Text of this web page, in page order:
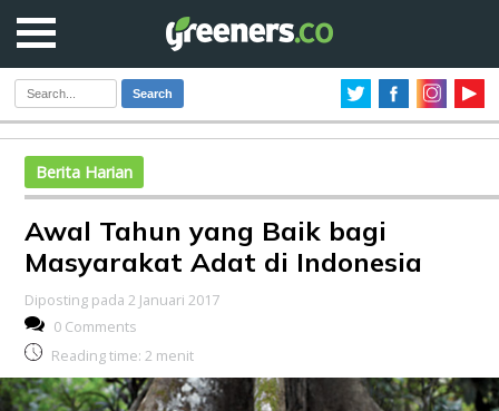
Search
Berita Harian
Awal Tahun yang Baik bagi
Masyarakat Adat di Indonesia
Diposting pada 2 Januari 2017
0 Comments
Reading time: 2 menit